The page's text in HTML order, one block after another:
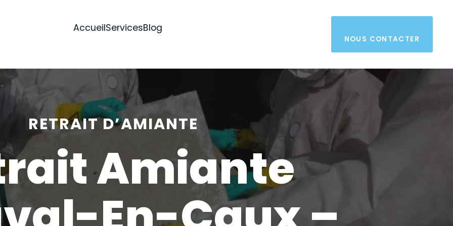
AccueilServicesBlog
NOUS CONTACTER
RETRAIT D’AMIANTE
Amiante